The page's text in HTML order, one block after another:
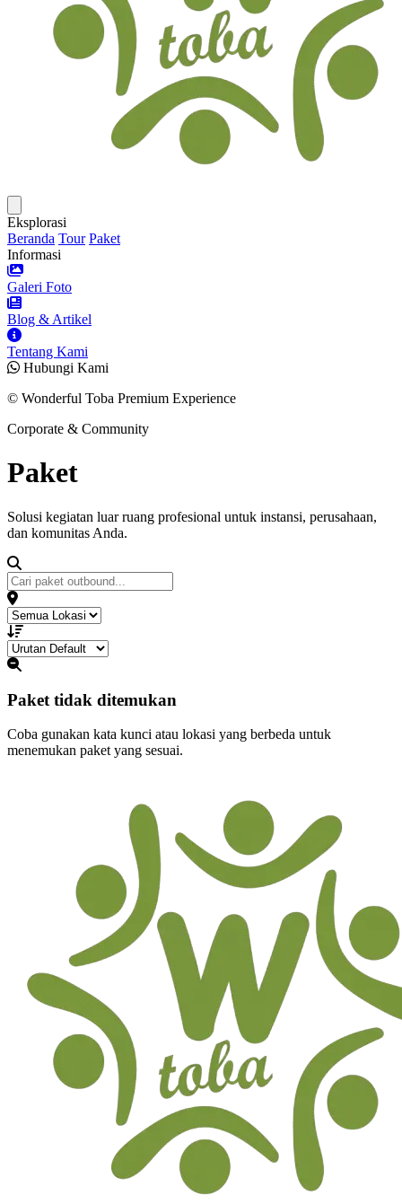
Eksplorasi
Beranda Tour Paket
Informasi
Galeri Foto
Blog & Artikel
Tentang Kami
Hubungi Kami
© Wonderful Toba Premium Experience
Corporate & Community
Paket
Solusi kegiatan luar ruang profesional untuk instansi, perusahaan,
dan komunitas Anda.
Paket tidak ditemukan
Coba gunakan kata kunci atau lokasi yang berbeda untuk
menemukan paket yang sesuai.